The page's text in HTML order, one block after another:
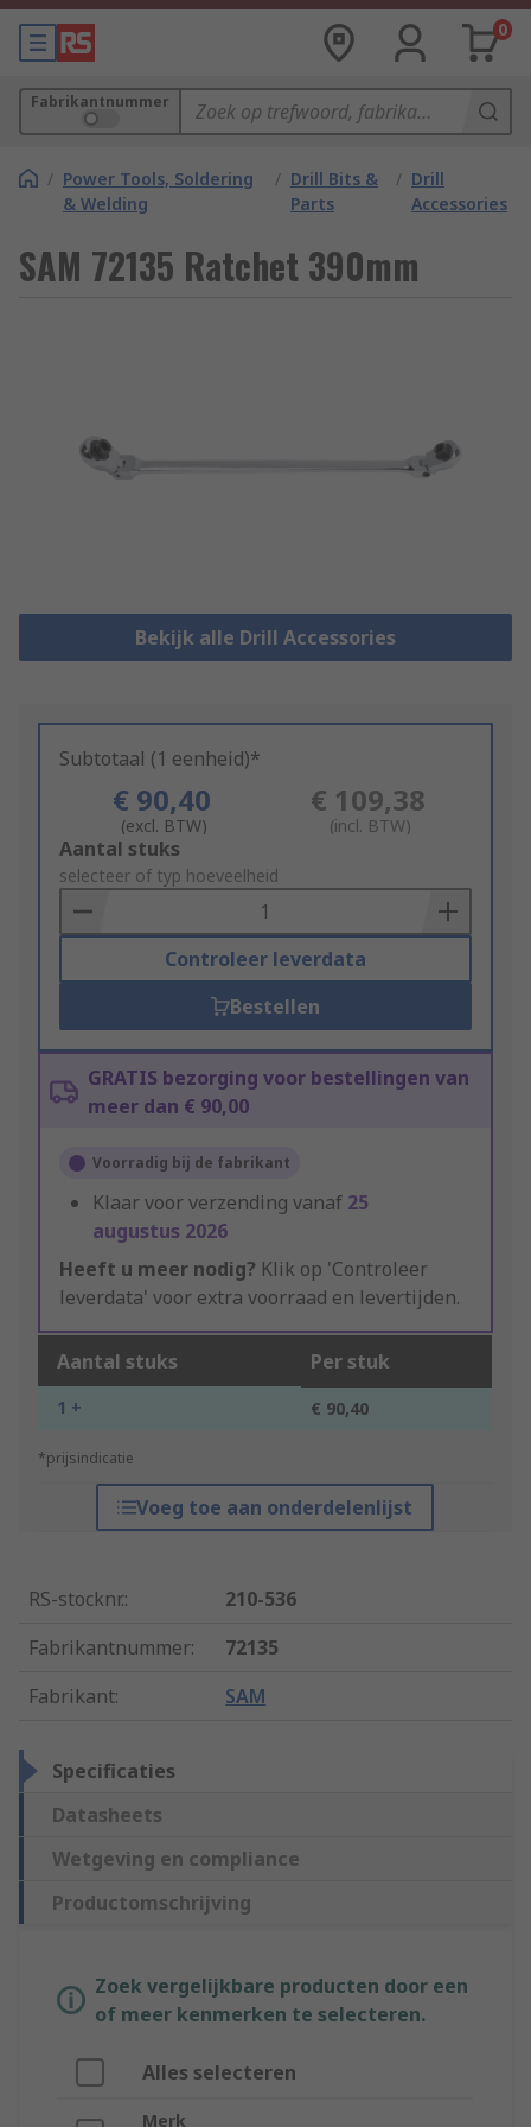
0
Fabrikantnummer
/ Power Tools, Soldering
& Welding
/ Drill Bits &
Parts
/ Drill
Accessories
SAM 72135 Ratchet 390mm
Bekijk alle Drill Accessories
Subtotaal (1 eenheid)*
€ 90,40
(excl. BTW)
€ 109,38
(incl. BTW)
Add
to
Basket
Aantal stuks
selecteer of typ hoeveelheid
Controleer leverdata
Bestellen
GRATIS bezorging voor bestellingen van
meer dan € 90,00
Voorradig bij de fabrikant
Klaar voor verzending vanaf 25
augustus 2026
Heeft u meer nodig? Klik op 'Controleer
leverdata' voor extra voorraad en levertijden.
Aantal stuks Per stuk
1 + € 90,40
*prijsindicatie
Voeg toe aan onderdelenlijst
RS-stocknr.:
210-536
Fabrikantnummer:
72135
Fabrikant: SAM
Specificaties
Datasheets
Wetgeving en compliance
Productomschrijving
Zoek vergelijkbare producten door een
of meer kenmerken te selecteren.
Alles selecteren
Merk